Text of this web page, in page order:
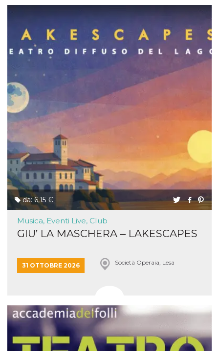
da: 6,15 €
Musica, Eventi Live, Club
GIU’ LA MASCHERA – LAKESCAPES
31 OTTOBRE 2026 Società Operaia, Lesa